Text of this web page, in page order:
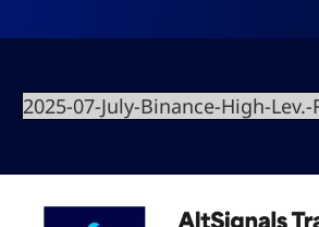
2025-07-July-Binance-High-